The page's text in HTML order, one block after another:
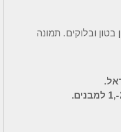
בטון ובלוקים. תמונה